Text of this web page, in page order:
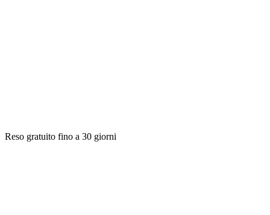
Reso gratuito fino a 30 giorni